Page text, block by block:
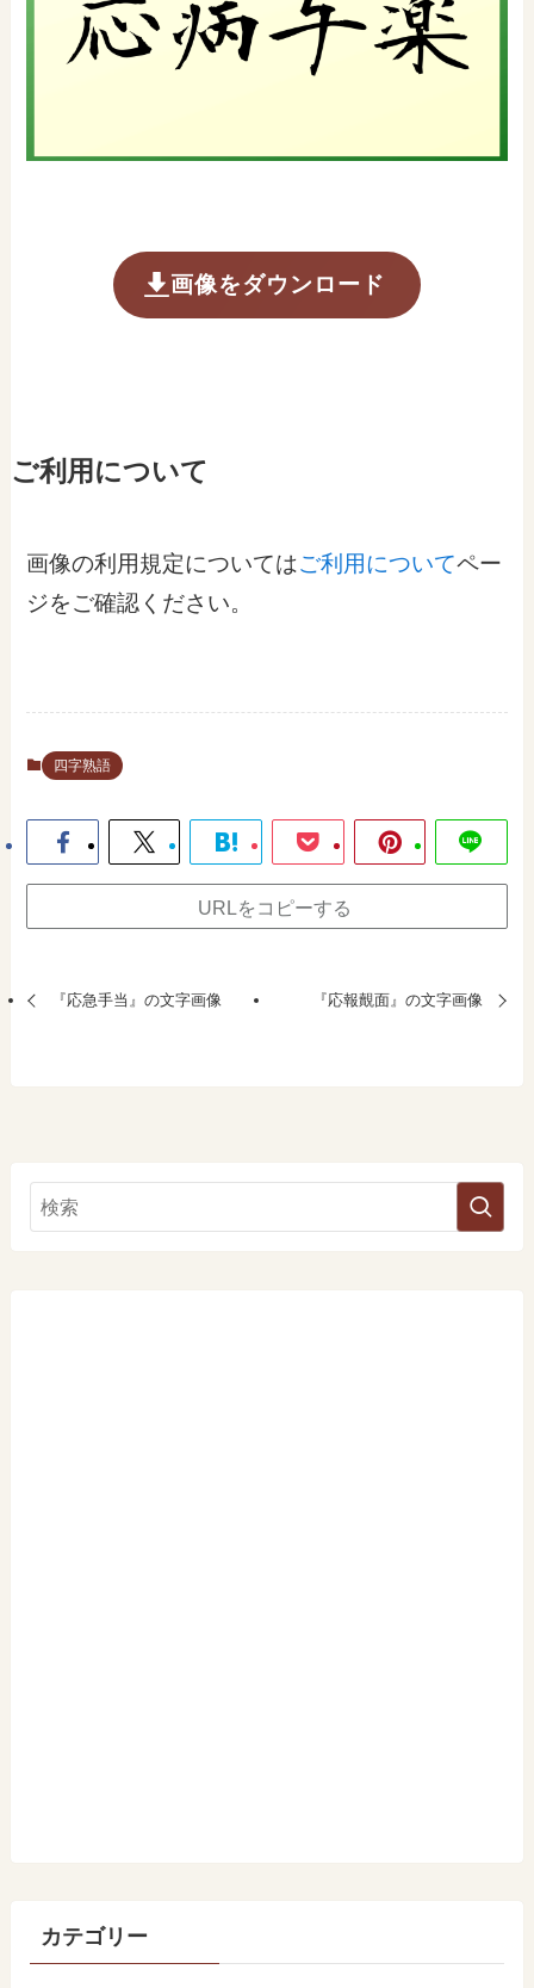
画像をダウンロード
ご利用について
画像の利用規定についてはご利用についてペー
ジをご確認ください。
四字熟語
URLをコピーする
『応急手当』の文字画像 『応報覿面』の文字画像
カテゴリー